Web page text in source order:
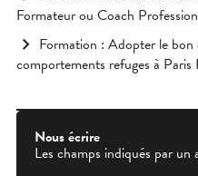
Formateur ou Coach
Formation : Adopter le
comportements refuges à Paris
Nous écrire
Les champs indiqués par